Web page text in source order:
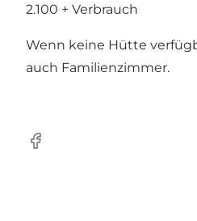
2.100 + Verbrauch
Wenn keine Hütte
auch Familienzimmer.
facebook